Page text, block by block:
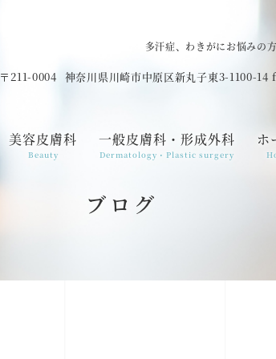
多汗症、わきがにお悩みの
〒211-0004 神奈川県川崎市中原区新丸子東3-1100-
美容皮膚科
Beauty
一般皮膚科・形成外科
Dermatology・Plastic surgery
ホ
ブログ